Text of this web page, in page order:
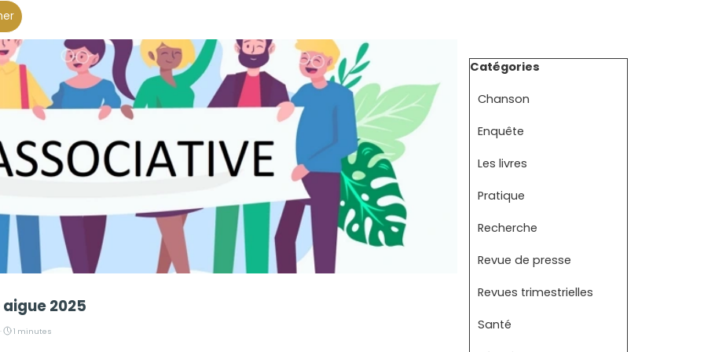
2025
1 minutes
Sauter le bloc Catégories
Catégories
Chanson
Enquête
Les livres
Pratique
Recherche
Revue de presse
Revues trimestrielles
Santé